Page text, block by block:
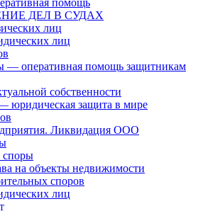
помощь
ДЕЛ В СУДАХ
лиц
лиц
— оперативная помощь защитникам
собственности
юридическая защита в мире
Ликвидация ООО
споры
на объекты недвижимости
споров
лиц